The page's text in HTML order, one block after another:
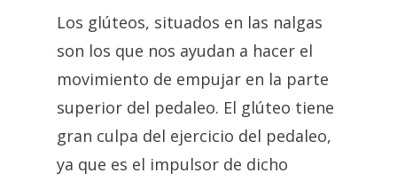
Los glúteos, situados en las nalgas
son los que nos ayudan a hacer el
movimiento de empujar en la parte
superior del pedaleo. El glúteo tiene
gran culpa del ejercicio del pedaleo,
ya que es el impulsor de dicho